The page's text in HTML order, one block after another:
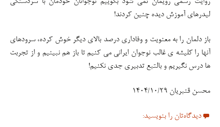
لیدرهای آموزش دیده چنین کردند!
باز دلمان را به معنویت و وفاداری درصد بالای دیگر خوش کرده، سرودهای
آنها را کلیشه ی غالب نوجوان ایرانی می کنیم تا باز هم نبینیم و از تجربت
ها درس نگیریم و بالتبع تدبیری جدی نکنیم!
محسن قنبریان ۱۴۰۴/۱٠/۲۹
دیدگاه‌تان را بنویسید: